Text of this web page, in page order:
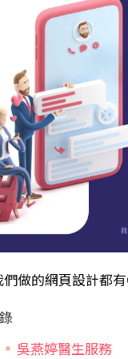
們做的網頁設計都
吳燕婷醫生服務